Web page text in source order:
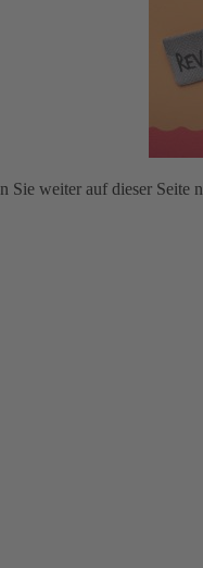
Sie weiter auf dieser